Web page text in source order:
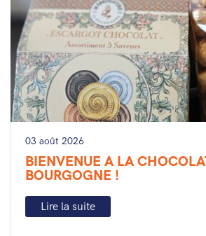
03 août 2026
BIENVENUE A LA
BOURGOGNE !
Lire la suite